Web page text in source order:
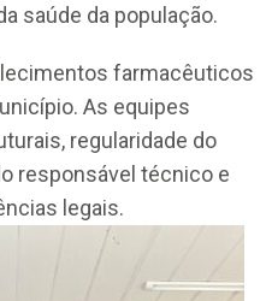
saúde da população.
farmacêuticos
As equipes
regularidade do
responsável técnico e
legais.